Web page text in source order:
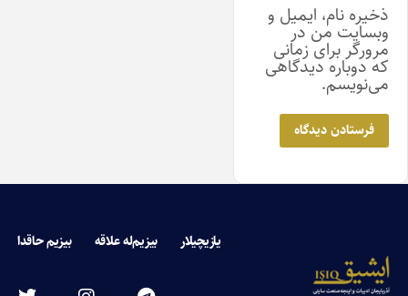
ذخیره نام، ایمیل و
وبسایت من در
مرورگر برای زمانی
که دوباره دیدگاهی
می‌نویسم.
یازیچیلار بیزیم‌له علاقه بیزیم حاقدا